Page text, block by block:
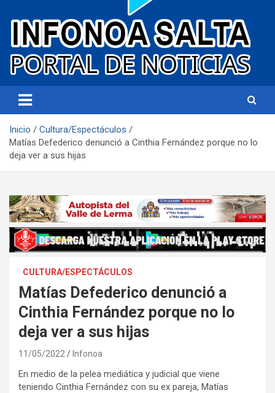
Infonoa Salta
Inicio
Cultura/Espectáculos
Matías Defederico denunció a Cinthia Fernández porque no lo
deja ver a sus hijas
CULTURA/ESPECTÁCULOS
Matías Defederico denunció a
Cinthia Fernández porque no lo
deja ver a sus hijas
11/05/2022 Infonoa
En medio de la pelea mediática y judicial que viene
teniendo Cinthia Fernández con su ex pareja, Matías